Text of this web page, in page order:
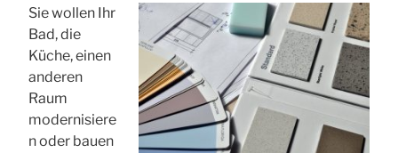
Sie wollen Ihr
Bad, die
Küche, einen
anderen
Raum
modernisiere
n oder bauen